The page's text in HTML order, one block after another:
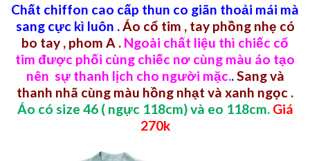
Chất chiffon cao cấp thun co giãn thoải mái mà
sang cực kì luôn . Áo cổ tim , tay phồng nhẹ có
bo tay , phom A . Ngoài chất liệu thì chiếc cổ
tim được phối cùng chiếc nơ cùng màu áo tạo
nên sự thanh lịch cho người mặc..Sang và
thanh nhã cùng màu hồng nhạt và xanh ngọc .
Áo có size 46 ( ngực 118cm) và eo 118cm. Giá
270k